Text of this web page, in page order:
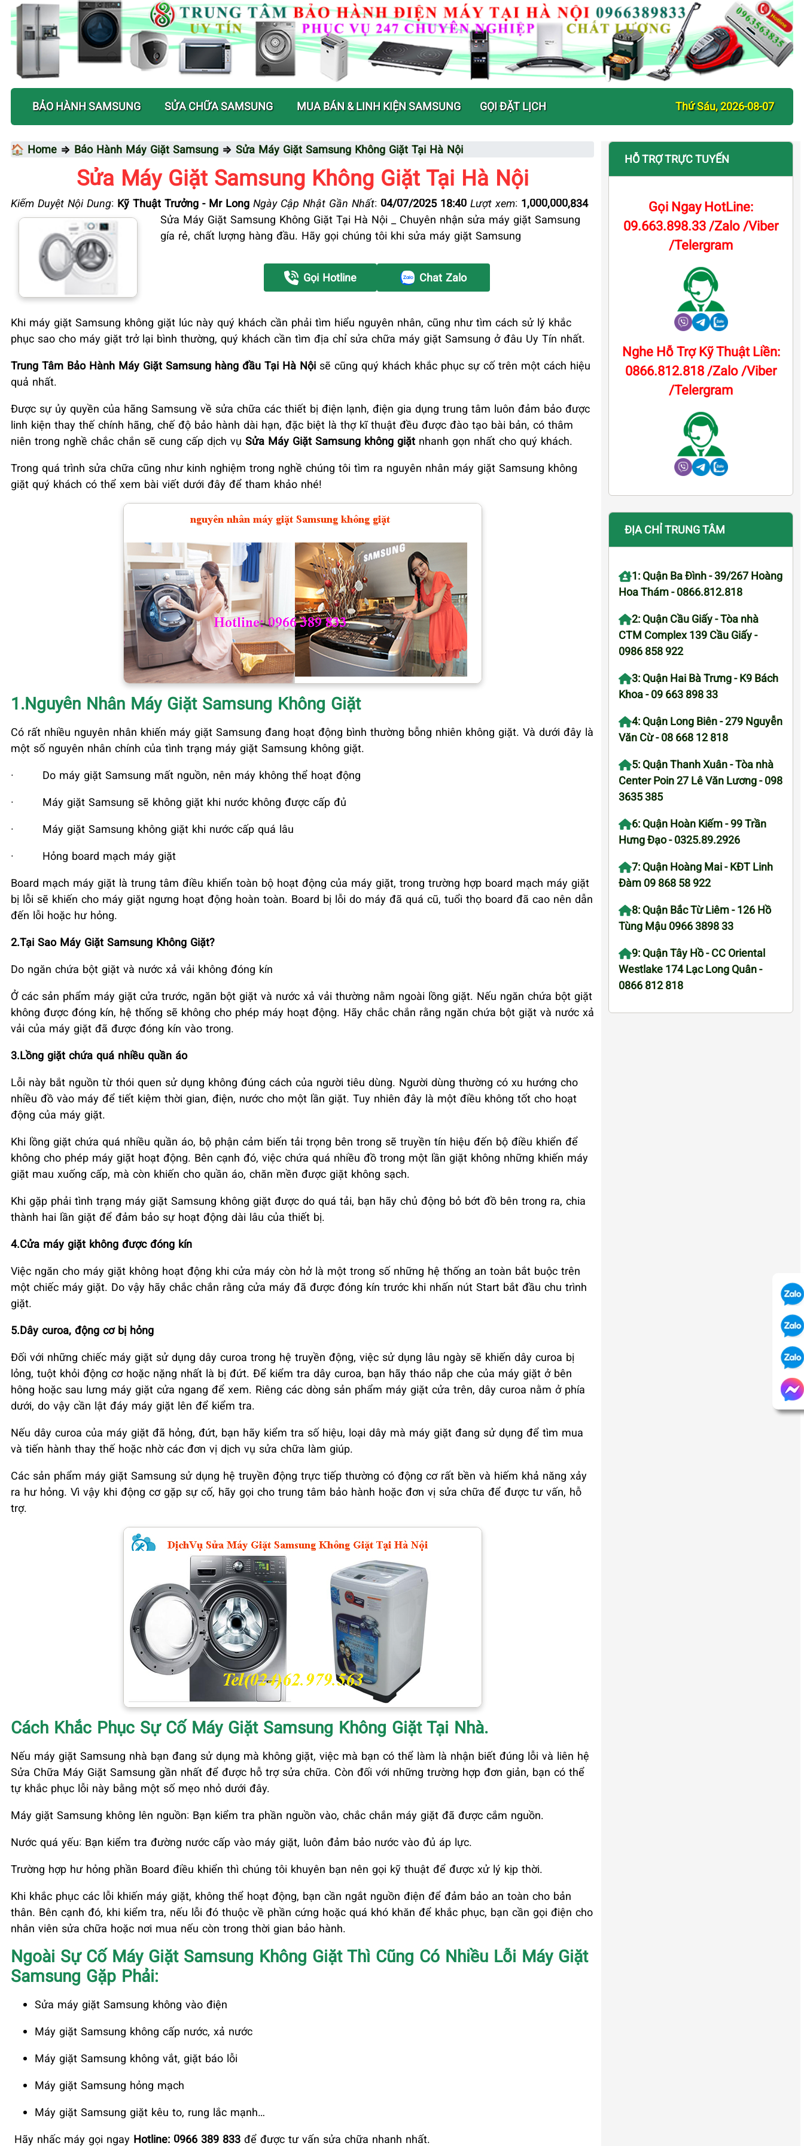
BẢO HÀNH SAMSUNG SỬA CHỮA SAMSUNG MUA BÁN & LINH KIỆN SAMSUNG GỌI ĐẶT LỊCH Thứ Sáu, 2026-08-07
🏠 Home ⇒ Bảo Hành Máy Giặt Samsung ⇒ Sửa Máy Giặt Samsung Không Giặt Tại Hà Nội
Sửa Máy Giặt Samsung Không Giặt Tại Hà Nội
Kiểm Duyệt Nội Dung: Kỹ Thuật Trưởng - Mr Long Ngày Cập Nhật Gần Nhất: 04/07/2025 18:40 Lượt xem: 1,000,000,834
Sửa Máy Giặt Samsung Không Giặt Tại Hà Nội _ Chuyên nhận sửa máy giặt Samsung
gía rẻ, chất lượng hàng đầu. Hãy gọi chúng tôi khi sửa máy giặt Samsung
Gọi Hotline Chat Zalo
Khi máy giặt Samsung không giặt lúc này quý khách cần phải tìm hiểu nguyên nhân, cũng như tìm cách sử lý khắc
phục sao cho máy giặt trở lại bình thường, quý khách cần tìm địa chỉ sửa chữa máy giặt Samsung ở đâu Uy Tín nhất.
Trung Tâm Bảo Hành Máy Giặt Samsung hàng đầu Tại Hà Nội sẽ cũng quý khách khắc phục sự cố trên một cách hiệu
quả nhất.
Được sự ủy quyền của hãng Samsung về sửa chữa các thiết bị điện lạnh, điện gia dụng trung tâm luôn đảm bảo được
linh kiện thay thế chính hãng, chế độ bảo hành dài hạn, đặc biệt là thợ kĩ thuật đều được đào tạo bài bản, có thâm
niên trong nghề chắc chắn sẽ cung cấp dịch vụ Sửa Máy Giặt Samsung không giặt nhanh gọn nhất cho quý khách.
Trong quá trình sửa chữa cũng như kinh nghiệm trong nghề chúng tôi tìm ra nguyên nhân máy giặt Samsung không
giặt quý khách có thể xem bài viết dưới đây để tham khảo nhé!
1.Nguyên Nhân Máy Giặt Samsung Không Giặt
Có rất nhiều nguyên nhân khiến máy giặt Samsung đang hoạt động bình thường bỗng nhiên không giặt. Và dưới đây là
một số nguyên nhân chính của tình trạng máy giặt Samsung không giặt.
· Do máy giặt Samsung mất nguồn, nên máy không thể hoạt động
· Máy giặt Samsung sẽ không giặt khi nước không được cấp đủ
· Máy giặt Samsung không giặt khi nước cấp quá lâu
· Hỏng board mạch máy giặt
Board mạch máy giặt là trung tâm điều khiển toàn bộ hoạt động của máy giặt, trong trường hợp board mạch máy giặt
bị lỗi sẽ khiến cho máy giặt ngưng hoạt động hoàn toàn. Board bị lỗi do máy đã quá cũ, tuổi thọ board đã cao nên dẫn
đến lỗi hoặc hư hỏng.
2.Tại Sao Máy Giặt Samsung Không Giặt?
Do ngăn chứa bột giặt và nước xả vải không đóng kín
Ở các sản phẩm máy giặt cửa trước, ngăn bột giặt và nước xả vải thường nằm ngoài lồng giặt. Nếu ngăn chứa bột giặt
không được đóng kín, hệ thống sẽ không cho phép máy hoạt động. Hãy chắc chắn rằng ngăn chứa bột giặt và nước xả
vải của máy giặt đã được đóng kín vào trong.
3.Lồng giặt chứa quá nhiều quần áo
Lỗi này bắt nguồn từ thói quen sử dụng không đúng cách của người tiêu dùng. Người dùng thường có xu hướng cho
nhiều đồ vào máy để tiết kiệm thời gian, điện, nước cho một lần giặt. Tuy nhiên đây là một điều không tốt cho hoạt
động của máy giặt.
Khi lồng giặt chứa quá nhiều quần áo, bộ phận cảm biến tải trọng bên trong sẽ truyền tín hiệu đến bộ điều khiển để
không cho phép máy giặt hoạt động. Bên cạnh đó, việc chứa quá nhiều đồ trong một lần giặt không những khiến máy
giặt mau xuống cấp, mà còn khiến cho quần áo, chăn mền được giặt không sạch.
Khi gặp phải tình trạng máy giặt Samsung không giặt được do quá tải, bạn hãy chủ động bỏ bớt đồ bên trong ra, chia
thành hai lần giặt để đảm bảo sự hoạt động dài lâu của thiết bị.
4.Cửa máy giặt không được đóng kín
Việc ngăn cho máy giặt không hoạt động khi cửa máy còn hở là một trong số những hệ thống an toàn bắt buộc trên
một chiếc máy giặt. Do vậy hãy chắc chắn rằng cửa máy đã được đóng kín trước khi nhấn nút Start bắt đầu chu trình
giặt.
5.Dây curoa, động cơ bị hỏng
Đối với những chiếc máy giặt sử dụng dây curoa trong hệ truyền động, việc sử dụng lâu ngày sẽ khiến dây curoa bị
lỏng, tuột khỏi động cơ hoặc nặng nhất là bị đứt. Để kiểm tra dây curoa, bạn hãy tháo nắp che của máy giặt ở bên
hông hoặc sau lưng máy giặt cửa ngang để xem. Riêng các dòng sản phẩm máy giặt cửa trên, dây curoa nằm ở phía
dưới, do vậy cần lật đáy máy giặt lên để kiểm tra.
Nếu dây curoa của máy giặt đã hỏng, đứt, bạn hãy kiểm tra số hiệu, loại dây mà máy giặt đang sử dụng để tìm mua
và tiến hành thay thế hoặc nhờ các đơn vị dịch vụ sửa chữa làm giúp.
Các sản phẩm máy giặt Samsung sử dụng hệ truyền động trực tiếp thường có động cơ rất bền và hiếm khả năng xảy
ra hư hỏng. Vì vậy khi động cơ gặp sự cố, hãy gọi cho trung tâm bảo hành hoặc đơn vị sửa chữa để được tư vấn, hỗ
trợ.
Cách Khắc Phục Sự Cố Máy Giặt Samsung Không Giặt Tại Nhà.
Nếu máy giặt Samsung nhà bạn đang sử dụng mà không giặt, việc mà bạn có thể làm là nhận biết đúng lỗi và liên hệ
Sửa Chữa Máy Giặt Samsung gần nhất để được hỗ trợ sửa chữa. Còn đối với những trường hợp đơn giản, bạn có thể
tự khắc phục lỗi này bằng một số mẹo nhỏ dưới đây.
Máy giặt Samsung không lên nguồn: Bạn kiểm tra phần nguồn vào, chắc chắn máy giặt đã được cắm nguồn.
Nước quá yếu: Bạn kiểm tra đường nước cấp vào máy giặt, luôn đảm bảo nước vào đủ áp lực.
Trường hợp hư hỏng phần Board điều khiển thì chúng tôi khuyên bạn nên gọi kỹ thuật để được xử lý kịp thời.
Khi khắc phục các lỗi khiến máy giặt, không thể hoạt động, bạn cần ngắt nguồn điện để đảm bảo an toàn cho bản
thân. Bên cạnh đó, khi kiểm tra, nếu lỗi đó thuộc về phần cứng hoặc quá khó khăn để khắc phục, bạn cần gọi điện cho
nhân viên sửa chữa hoặc nơi mua nếu còn trong thời gian bảo hành.
Ngoài Sự Cố Máy Giặt Samsung Không Giặt Thì Cũng Có Nhiều Lỗi Máy Giặt
Samsung Gặp Phải:
Sửa máy giặt Samsung không vào điện
Máy giặt Samsung không cấp nước, xả nước
Máy giặt Samsung không vắt, giặt báo lỗi
Máy giặt Samsung hỏng mạch
Máy giặt Samsung giặt kêu to, rung lắc mạnh…
Hãy nhấc máy gọi ngay Hotline: 0966 389 833 để được tư vấn sửa chữa nhanh nhất.
HỖ TRỢ TRỰC TUYẾN
Gọi Ngay HotLine:
09.663.898.33 /Zalo /Viber
/Telergram
Nghe Hỗ Trợ Kỹ Thuật Liền:
0866.812.818 /Zalo /Viber
/Telergram
ĐỊA CHỈ TRUNG TÂM
1: Quận Ba Đình - 39/267 Hoàng
Hoa Thám - 0866.812.818
2: Quận Cầu Giấy - Tòa nhà
CTM Complex 139 Cầu Giấy -
0986 858 922
3: Quận Hai Bà Trưng - K9 Bách
Khoa - 09 663 898 33
4: Quận Long Biên - 279 Nguyễn
Văn Cừ - 08 668 12 818
5: Quận Thanh Xuân - Tòa nhà
Center Poin 27 Lê Văn Lương - 098
3635 385
6: Quận Hoàn Kiếm - 99 Trần
Hưng Đạo - 0325.89.2926
7: Quận Hoàng Mai - KĐT Linh
Đàm 09 868 58 922
8: Quận Bắc Từ Liêm - 126 Hồ
Tùng Mậu 0966 3898 33
9: Quận Tây Hồ - CC Oriental
Westlake 174 Lạc Long Quân -
0866 812 818